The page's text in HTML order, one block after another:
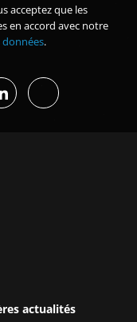
acceptez que les
en accord avec notre
.
actualités